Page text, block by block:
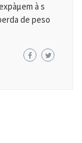
à s
de peso